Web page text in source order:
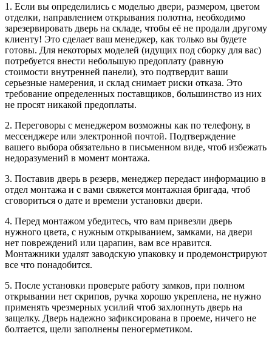
1. Если вы определились с моделью двери, размером, цветом
отделки, направлением открывания полотна, необходимо
зарезервировать дверь на складе, чтобы её не продали другому
клиенту! Это сделает ваш менеджер, как только вы будете
готовы. Для некоторых моделей (идущих под сборку для вас)
потребуется внести небольшую предоплату (равную
стоимости внутренней панели), это подтвердит ваши
серьезные намерения, и склад снимает риски отказа. Это
требование определенных поставщиков, большинство из них
не просят никакой предоплаты.
2. Переговоры с менеджером возможны как по телефону, в
мессенджере или электронной почтой. Подтверждение
вашего выбора обязательно в письменном виде, чтоб избежать
недоразумений в момент монтажа.
3. Поставив дверь в резерв, менеджер передаст информацию в
отдел монтажа и с вами свяжется монтажная бригада, чтоб
сговориться о дате и времени установки двери.
4. Перед монтажом убедитесь, что вам привезли дверь
нужного цвета, с нужным открыванием, замками, на двери
нет повреждений или царапин, вам все нравится.
Монтажники удалят заводскую упаковку и продемонстрируют
все что понадобится.
5. После установки проверьте работу замков, при полном
открывании нет скрипов, ручка хорошо укреплена, не нужно
применять чрезмерных усилий чтоб захлопнуть дверь на
защелку. Дверь надежно зафиксирована в проеме, ничего не
болтается, щели заполнены пеногерметиком.